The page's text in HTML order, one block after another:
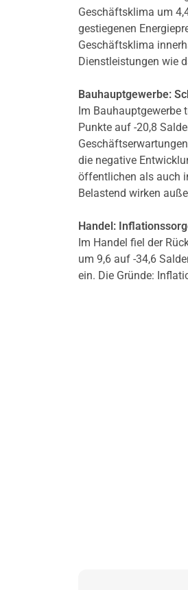
Geschäftsklima um
gestiegenen
Geschäftsklima
Dienstleistungen wie
Bauhauptgewerbe:
Im Bauhauptgewerbe
Punkte auf -20,8
die negative
öffentlichen als auch
Belastend wirken
Handel:
Im Handel fiel der
um 9,6 auf -34,6
ein. Die Gründe: